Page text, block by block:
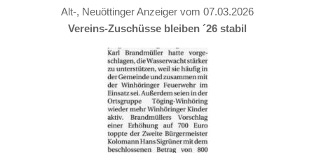
Alt-, Neuöttinger Anzeiger vom 07.03.2026
Vereins-Zuschüsse bleiben ´26 stabil